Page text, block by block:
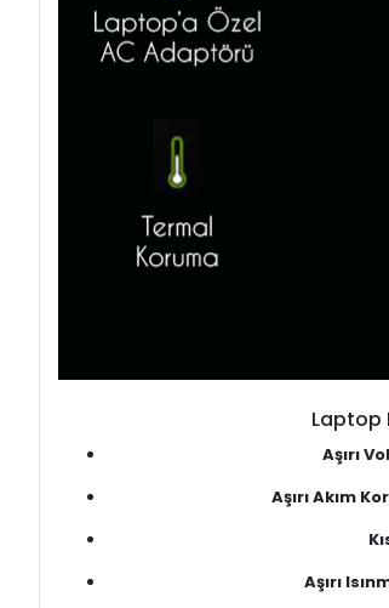
Laptop
Aşırı
Aşırı Akım
Aşırı